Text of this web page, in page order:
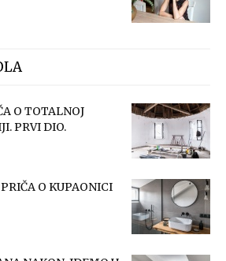
O TOTALNOJ
PRVI DIO.
O KUPAONICI